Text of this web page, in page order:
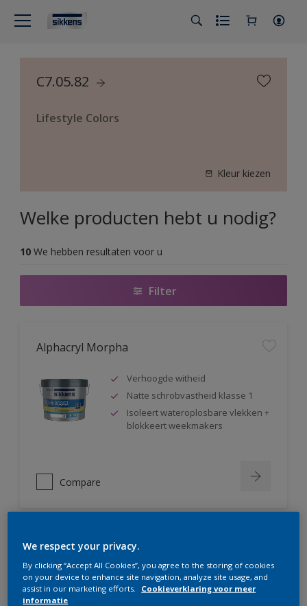
C7.05.82
Lifestyle Colors
Kleur kiezen
Welke producten hebt u nodig?
10 We hebben resultaten voor u
Filter
Alphacryl Morpha
Verhoogde witheid
Natte schrobvastheid klasse 1
Isoleert wateroplosbare vlekken +
blokkeert weekmakers
Compare
Alphacryl Perlino
Natte schrobvastheid klasse 1 +
glanst niet op
We respect your privacy.
By clicking “Accept All Cookies”, you agree to the storing of cookies
on your device to enhance site navigation, analyze site usage, and
assist in our marketing efforts.
Cookieverklaring voor meer
informatie